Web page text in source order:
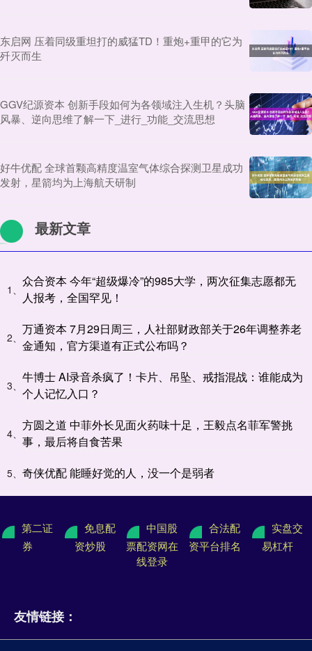
东启网 压着同级重坦打的威猛TD！重炮+重甲的它为
歼灭而生
GGV纪源资本 创新手段如何为各领域注入生机？头脑
风暴、逆向思维了解一下_进行_功能_交流思想
好牛优配 全球首颗高精度温室气体综合探测卫星成功
发射，星箭均为上海航天研制
最新文章
1、
众合资本 今年“超级爆冷”的985大学，两次征集志愿都无
人报考，全国罕见！
2、
万通资本 7月29日周三，人社部财政部关于26年调整养老
金通知，官方渠道有正式公布吗？
3、
牛博士 AI录音杀疯了！卡片、吊坠、戒指混战：谁能成为
个人记忆入口？
4、
方圆之道 中菲外长见面火药味十足，王毅点名菲军警挑
事，最后将自食苦果
5、 奇侠优配 能睡好觉的人，没一个是弱者
第二证
券
免息配
资炒股
中国股
票配资网在
线登录
合法配
资平台排名
实盘交
易杠杆
友情链接：